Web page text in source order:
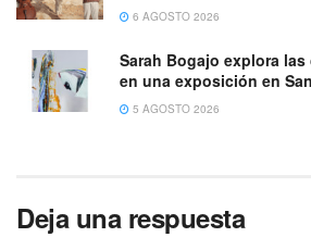
6 AGOSTO 2026
Sarah Bogajo explora
en una exposición en
5 AGOSTO 2026
Deja una respuesta